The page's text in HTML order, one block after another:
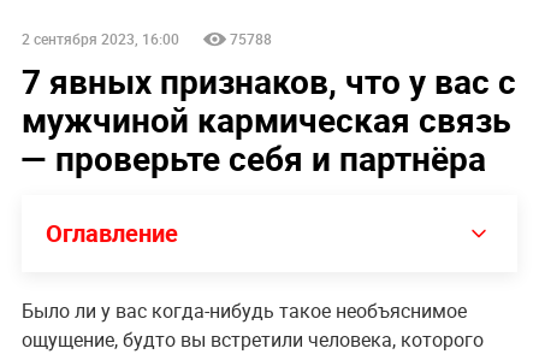
2 сентября 2023, 16:00 75788
7 явных признаков, что у вас с
мужчиной кармическая связь
— проверьте себя и партнёра
Оглавление
Было ли у вас когда-нибудь такое необъяснимое
ощущение, будто вы встретили человека, которого